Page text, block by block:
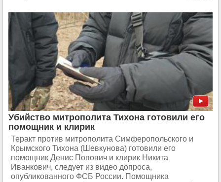
Убийство митрополита Тихона готовили его
помощник и клирик
Теракт против митрополита Симферопольского и
Крымского Тихона (Шевкунова) готовили его
помощник Денис Попович и клирик Никита
Иванкович, следует из видео допроса,
опубликованного ФСБ России. Помощника